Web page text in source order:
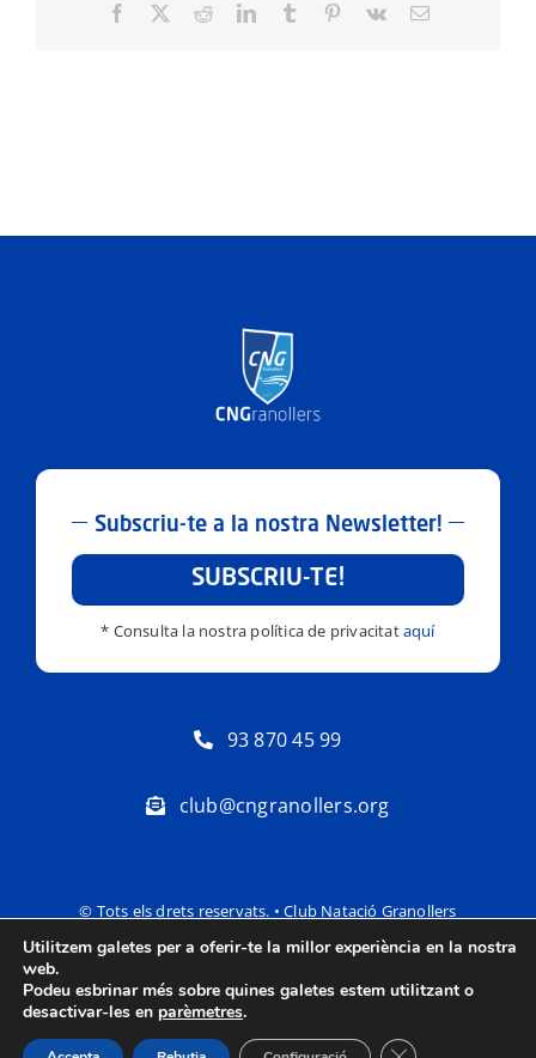
Facebook RedditLinkedInTumblr Pinterest
Vk Email:
Subscriu-te a la nostra Newsletter!
SUBSCRIU-TE!
* Consulta la nostra política de privacitataquí
93 870 45 99
club@cngranollers.org
© Tots els drets reservats. • Club Natació Granollers
Política de privacitat Avís Legal
Utilitzem galetes per a oferir-te la millor experiència en la nostra
web.
Podeu esbrinar més sobre quines galetes estem utilitzant o
desactivar-les en parèmetres.
Tanca el bàner de